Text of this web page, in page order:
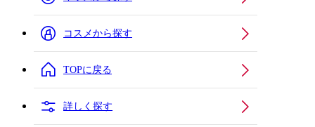
コスメから探す
TOPに戻る
詳しく探す